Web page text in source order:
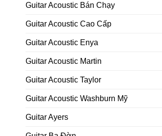
Guitar Acoustic Bán Chạy
Guitar Acoustic Cao Cấp
Guitar Acoustic Enya
Guitar Acoustic Martin
Guitar Acoustic Taylor
Guitar Acoustic Washburn Mỹ
Guitar Ayers